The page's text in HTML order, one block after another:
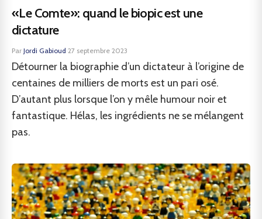
«Le Comte»: quand le biopic est une
dictature
Par Jordi Gabioud·27 septembre 2023
Détourner la biographie d’un dictateur à l’origine de
centaines de milliers de morts est un pari osé.
D’autant plus lorsque l’on y mêle humour noir et
fantastique. Hélas, les ingrédients ne se mélangent
pas.